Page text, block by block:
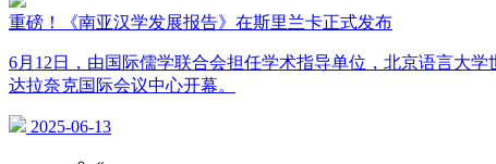
重磅！《南亚汉学发展报告》在斯里兰卡正式发布
6月12日，由国际儒学联合会担任学术指导单位，北京语言大
达拉奈克国际会议中心开幕。
2025-06-13